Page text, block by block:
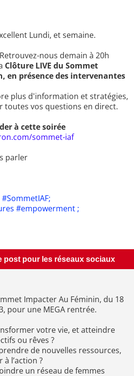
Lundi, et semaine.
nous demain à 20h
Clôture LIVE du Sommet
en présence des intervenantes
plus d'information et stratégies,
toutes vos questions en direct.
à cette soirée
sommet-iaf
parler
#empowerment ;
post pour les réseaux sociaux
Impacter Au Féminin, du 18
pour une MEGA rentrée.
votre vie, et atteindre
ou rêves ?
de nouvelles ressources,
à l’action ?
un réseau de femmes